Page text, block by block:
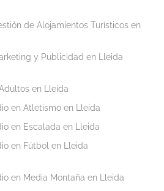
de Alojamientos Turísticos en
y Publicidad en Lleida
en Lleida
en Atletismo en Lleida
en Escalada en Lleida
en Fútbol en Lleida
en Media Montaña en Lleida